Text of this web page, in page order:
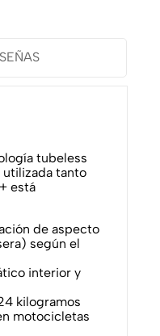
tubeless
utilizada tanto
está
de aspecto
según el
interior y
kilogramos
motocicletas